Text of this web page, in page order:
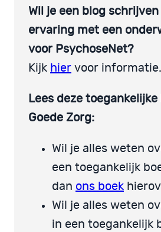
Wil je een blog
ervaring met een
voor PsychoseNet?
Kijk hier voor informatie.
Lees deze
Goede Zorg:
Wil je alles weten
een toegankelijk
dan ons boek
Wil je alles weten
in een toegankelijk